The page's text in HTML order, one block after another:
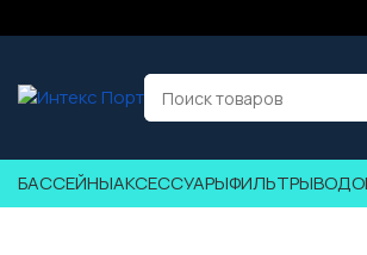
БАССЕЙНЫАКСЕССУАРЫФИЛЬТРЫ